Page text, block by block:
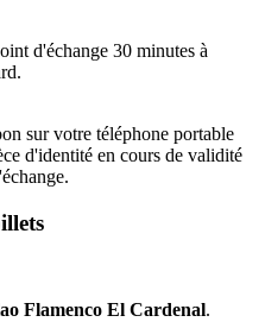
d'échange 30 minutes à
sur votre téléphone portable
d'identité en cours de validité
Flamenco El Cardenal.